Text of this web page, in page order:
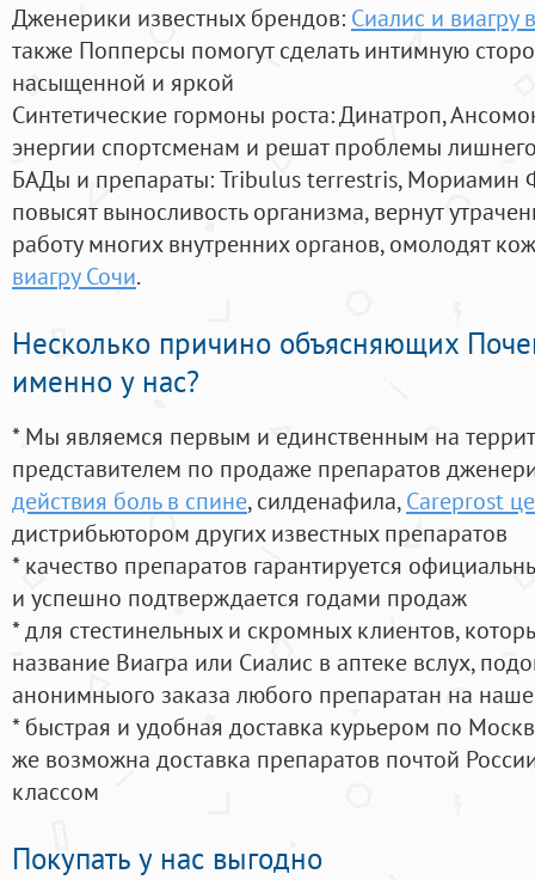
Дженерики известных брендов: Сиалис и виагру
также Попперсы помогут сделать интимную
насыщенной и яркой
Синтетические гормоны роста: Динатроп,
энергии спортсменам и решат проблемы
БАДы и препараты:Tribulus terrestris, Мориамин
повысят выносливость организма, вернут
работу многих внутренних органов, омолодят
виагру Сочи.
Несколько причино объясняющих
именно у нас?
* Мы являемся первым и единственным на
представителем по продаже препаратов
действия боль в спине, силденафила, Careprost
дистрибьютором других известных препаратов
* качество препаратов гарантируется
и успешно подтверждается годами продаж
* для стестинельных и скромных клиентов,
название Виагра или Сиалис в аптеке вслух,
анонимныого заказа любого препаратан на
* быстрая и удобная доставка курьером по
же возможна доставка препаратов почтой
классом
Покупать у нас выгодно